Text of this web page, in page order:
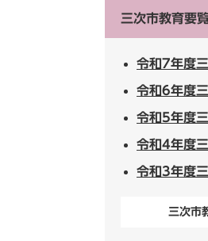
三次市教育要
令和7年度
令和6年度
令和5年度
令和4年度
令和3年度
三次市